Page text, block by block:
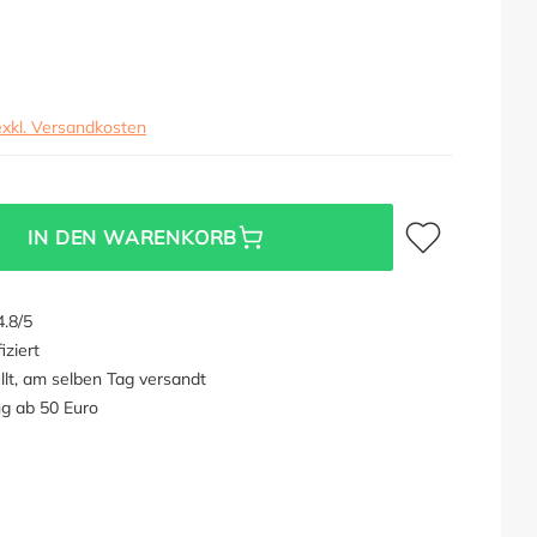
Versandkosten
IN DEN WARENKORB
Zum Merkzettel
5
am selben Tag versandt
ab 50 Euro